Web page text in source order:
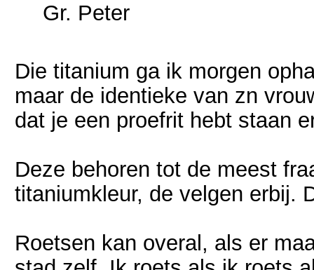
Gr. Peter
Die titanium ga ik morgen
maar de identieke van zn
dat je een proefrit hebt staan
Deze behoren tot de meest
titaniumkleur, de velgen erbij.
Roetsen kan overal, als er